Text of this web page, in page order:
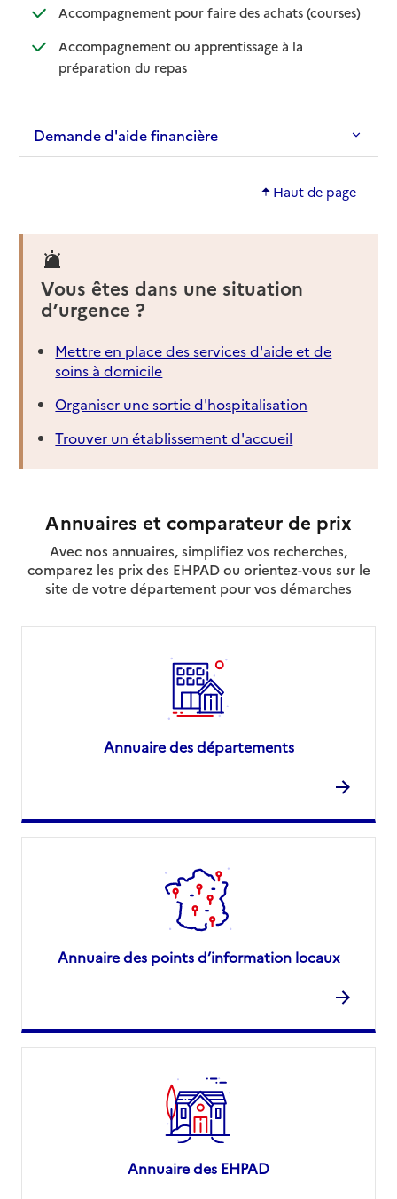
Accompagnement pour faire des achats (courses)
:
: non
Accompagnement ou apprentissage à la
préparation du repas: disponible
: non disponible
Demande d'aide financière
Haut de page
Vous êtes dans une situation
d’urgence ?
Mettre en place des services d'aide et de
soins à domicile
Organiser une sortie d'hospitalisation
Trouver un établissement d'accueil
Annuaires et comparateur de prix
Avec nos annuaires, simplifiez vos recherches,
comparez les prix des EHPAD ou orientez-vous sur le
site de votre département pour vos démarches
Annuaire des départements
Annuaire des points d’information locaux
Annuaire des EHPAD